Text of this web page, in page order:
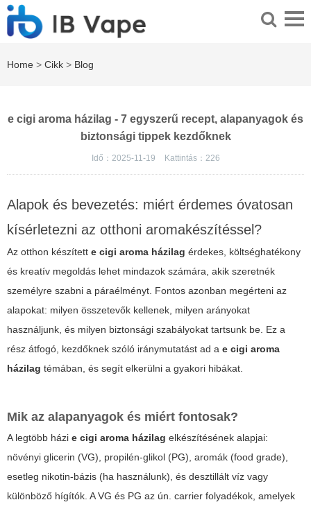
Home > Cikk > Blog
e cigi aroma házilag - 7 egyszerű recept, alapanyagok és
biztonsági tippek kezdőknek
Idő：2025-11-19 Kattintás： 226
Alapok és bevezetés: miért érdemes óvatosan
kísérletezni az otthoni aromakészítéssel?
Az otthon készített e cigi aroma házilag érdekes, költséghatékony
és kreatív megoldás lehet mindazok számára, akik szeretnék
személyre szabni a páraélményt. Fontos azonban megérteni az
alapokat: milyen összetevők kellenek, milyen arányokat
használjunk, és milyen biztonsági szabályokat tartsunk be. Ez a
rész átfogó, kezdőknek szóló iránymutatást ad a e cigi aroma
házilag témában, és segít elkerülni a gyakori hibákat.
Mik az alapanyagok és miért fontosak?
A legtöbb házi e cigi aroma házilag elkészítésének alapjai:
növényi glicerin (VG), propilén-glikol (PG), aromák (food grade),
esetleg nikotin-bázis (ha használunk), és desztillált víz vagy
különböző hígítók. A VG és PG az ún. carrier folyadékok, amelyek